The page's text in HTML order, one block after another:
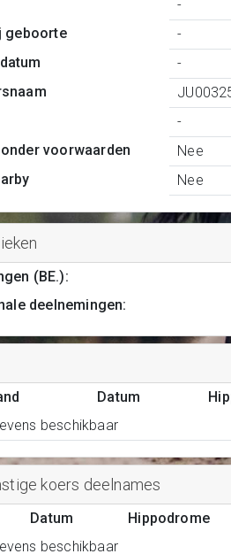
-
geboorte
-
-
-
voorwaarden
Nee
Nee
(BE.):
deelnemingen:
Datum
beschikbaar
koers deelnames
Datum Hippodrome
beschikbaar